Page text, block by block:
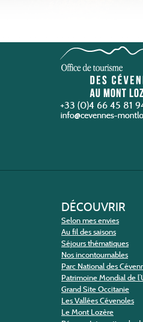
+33 (0)4 66 45 81
DÉCOUVRIR
Selon mes envies
Au fil des saisons
Séjours thématiques
Nos incontournables
Parc National des
Patrimoine Mondial de
Grand Site Occitanie
Les Vallées Cévenoles
Le Mont Lozère